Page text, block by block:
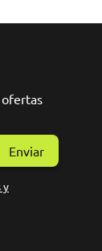
ofertas
Enviar
y